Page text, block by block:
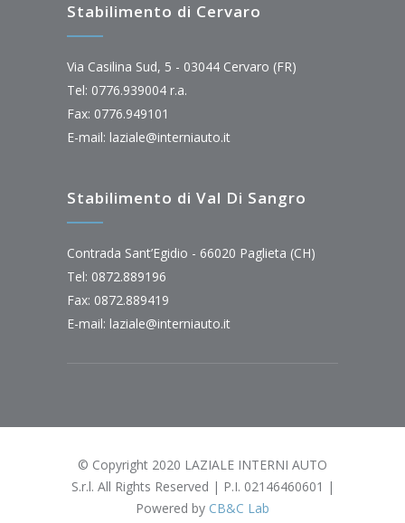
Stabilimento di Cervaro
Via Casilina Sud, 5 - 03044 Cervaro (FR)
Tel: 0776.939004 r.a.
Fax: 0776.949101
E-mail: laziale@interniauto.it
Stabilimento di Val Di Sangro
Contrada Sant’Egidio - 66020 Paglieta (CH)
Tel: 0872.889196
Fax: 0872.889419
E-mail: laziale@interniauto.it
© Copyright 2020 LAZIALE INTERNI AUTO
S.r.l. All Rights Reserved | P.I. 02146460601 |
Powered by CB&C Lab